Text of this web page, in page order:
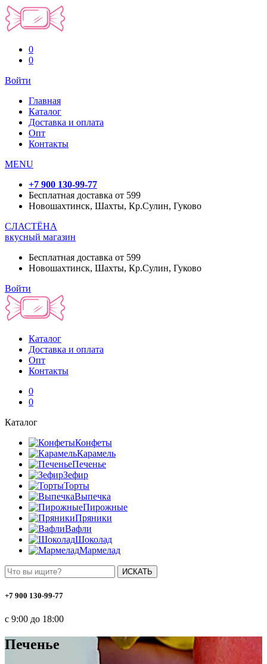
0
0
Войти
Главная
Каталог
Доставка и оплата
Опт
Контакты
MENU
+7 900 130-99-77
Бесплатная доставка от 599
Новошахтинск, Шахты, Кр.Сулин, Гуково
СЛАСТЁНА
вкусный магазин
Бесплатная доставка от 599
Новошахтинск, Шахты, Кр.Сулин, Гуково
Войти
Каталог
Доставка и оплата
Опт
Контакты
0
0
Каталог
Конфеты
Карамель
Печенье
Зефир
Торты
Выпечка
Пирожные
Пряники
Вафли
Шоколад
Мармелад
ИСКАТЬ
+7 900 130-99-77
с 9:00 до 18:00
Печенье